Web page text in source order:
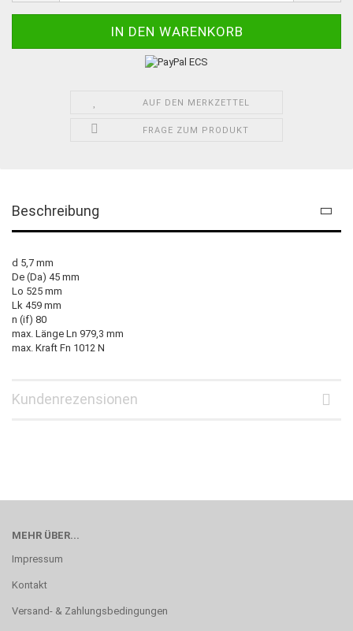
AUF DEN MERKZETTEL
FRAGE ZUM PRODUKT
Beschreibung
d 5,7 mm
De (Da) 45 mm
Lo 525 mm
Lk 459 mm
n (if) 80
max. Länge Ln 979,3 mm
max. Kraft Fn 1012 N
Kundenrezensionen
MEHR ÜBER...
Impressum
Kontakt
Versand- & Zahlungsbedingungen